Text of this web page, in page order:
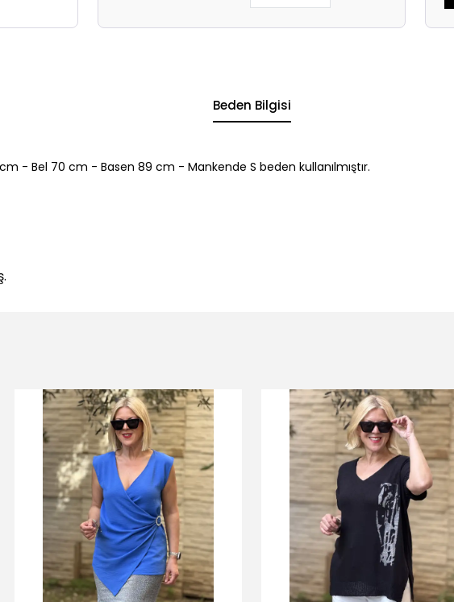
Beden Bilgisi
- Bel 70 cm - Basen 89 cm - Mankende S beden kullanılmıştır.